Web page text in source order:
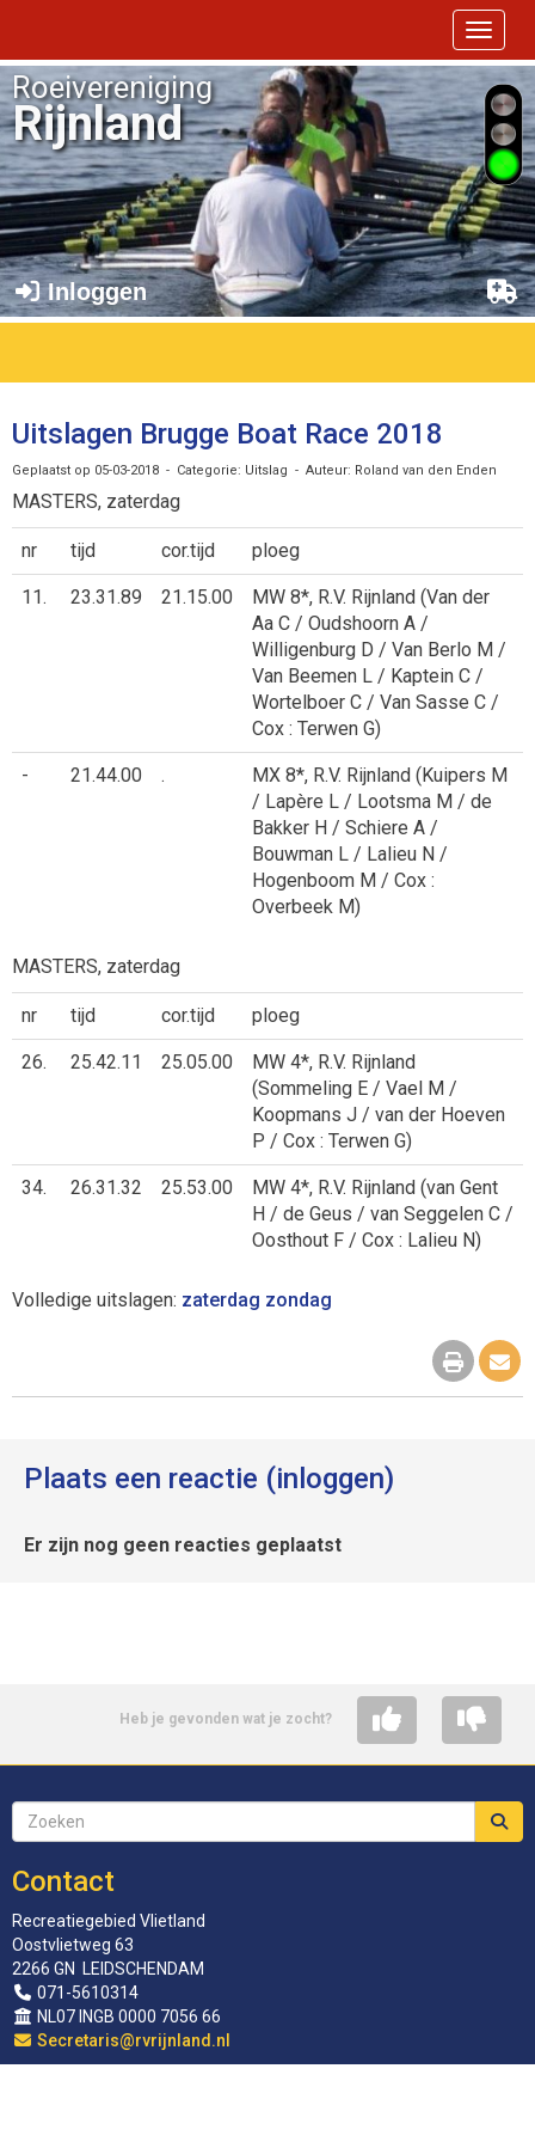
Toggle
Roeivereniging
Rijnland
Inloggen
Uitslagen Brugge Boat Race 2018
Geplaatst op 05-03-2018 - Categorie: Uitslag - Auteur: Roland van den Enden
MASTERS, zaterdag
nr tijd cor.tijd ploeg
11. 23.31.89 21.15.00
MW 8*, R.V. Rijnland (Van der
Aa C / Oudshoorn A /
Willigenburg D / Van Berlo M /
Van Beemen L / Kaptein C /
Wortelboer C / Van Sasse C /
Cox : Terwen G)
- 21.44.00 .
MX 8*, R.V. Rijnland (Kuipers M
/ Lapère L / Lootsma M / de
Bakker H / Schiere A /
Bouwman L / Lalieu N /
Hogenboom M / Cox :
Overbeek M)
MASTERS, zaterdag
nr tijd cor.tijd ploeg
26. 25.42.11 25.05.00
MW 4*, R.V. Rijnland
(Sommeling E / Vael M /
Koopmans J / van der Hoeven
P / Cox : Terwen G)
34. 26.31.32 25.53.00
MW 4*, R.V. Rijnland (van Gent
H / de Geus / van Seggelen C /
Oosthout F / Cox : Lalieu N)
Volledige uitslagen: zaterdag zondag
Plaats een reactie (inloggen)
Er zijn nog geen reacties geplaatst
Heb je gevonden wat je zocht?
Contact
Recreatiegebied Vlietland
Oostvlietweg 63
2266 GN LEIDSCHENDAM
071-5610314
NL07 INGB 0000 7056 66
siraterceS@rvrijnland.nl